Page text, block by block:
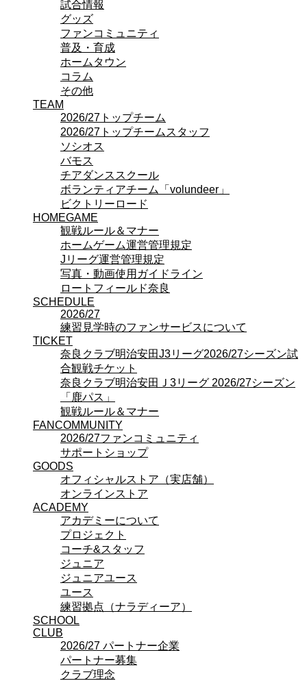
観戦ルール＆マナー
ホームゲーム運営管理規定
Jリーグ運営管理規定
写真・動画使用ガイドライン
ロートフィールド奈良
SCHEDULE
2026/27
練習見学時のファンサービスについて
TICKET
奈良クラブ明治安田J3リーグ2026/27シーズン試
合観戦チケット
奈良クラブ明治安田Ｊ3リーグ 2026/27シーズン
「鹿パス」
観戦ルール＆マナー
FANCOMMUNITY
2026/27ファンコミュニティ
サポートショップ
GOODS
オフィシャルストア（実店舗）
オンラインストア
ACADEMY
アカデミーについて
プロジェクト
コーチ&スタッフ
ジュニア
ジュニアユース
ユース
練習拠点（ナラディーア）
SCHOOL
CLUB
2026/27 パートナー企業
パートナー募集
クラブ理念
クラブ情報
サステナビリティ
Web制作支援
応援プロジェクト
試合情報
グッズ
ファンコミュニティ
普及・育成
ホームタウン
コラム
その他
TEAM
2026/27トップチーム
2026/27トップチームスタッフ
ソシオス
バモス
チアダンススクール
ボランティアチーム「volundeer」
ビクトリーロード
HOMEGAME
観戦ルール＆マナー
ホームゲーム運営管理規定
Jリーグ運営管理規定
写真・動画使用ガイドライン
ロートフィールド奈良
SCHEDULE
2026/27
練習見学時のファンサービスについて
TICKET
奈良クラブ明治安田J3リーグ2026/27シーズン試
合観戦チケット
奈良クラブ明治安田Ｊ3リーグ 2026/27シーズン
「鹿パス」
観戦ルール＆マナー
FANCOMMUNITY
2026/27ファンコミュニティ
サポートショップ
GOODS
オフィシャルストア（実店舗）
オンラインストア
ACADEMY
アカデミーについて
プロジェクト
コーチ&スタッフ
ジュニア
ジュニアユース
ユース
練習拠点（ナラディーア）
SCHOOL
CLUB
2026/27 パートナー企業
パートナー募集
クラブ理念